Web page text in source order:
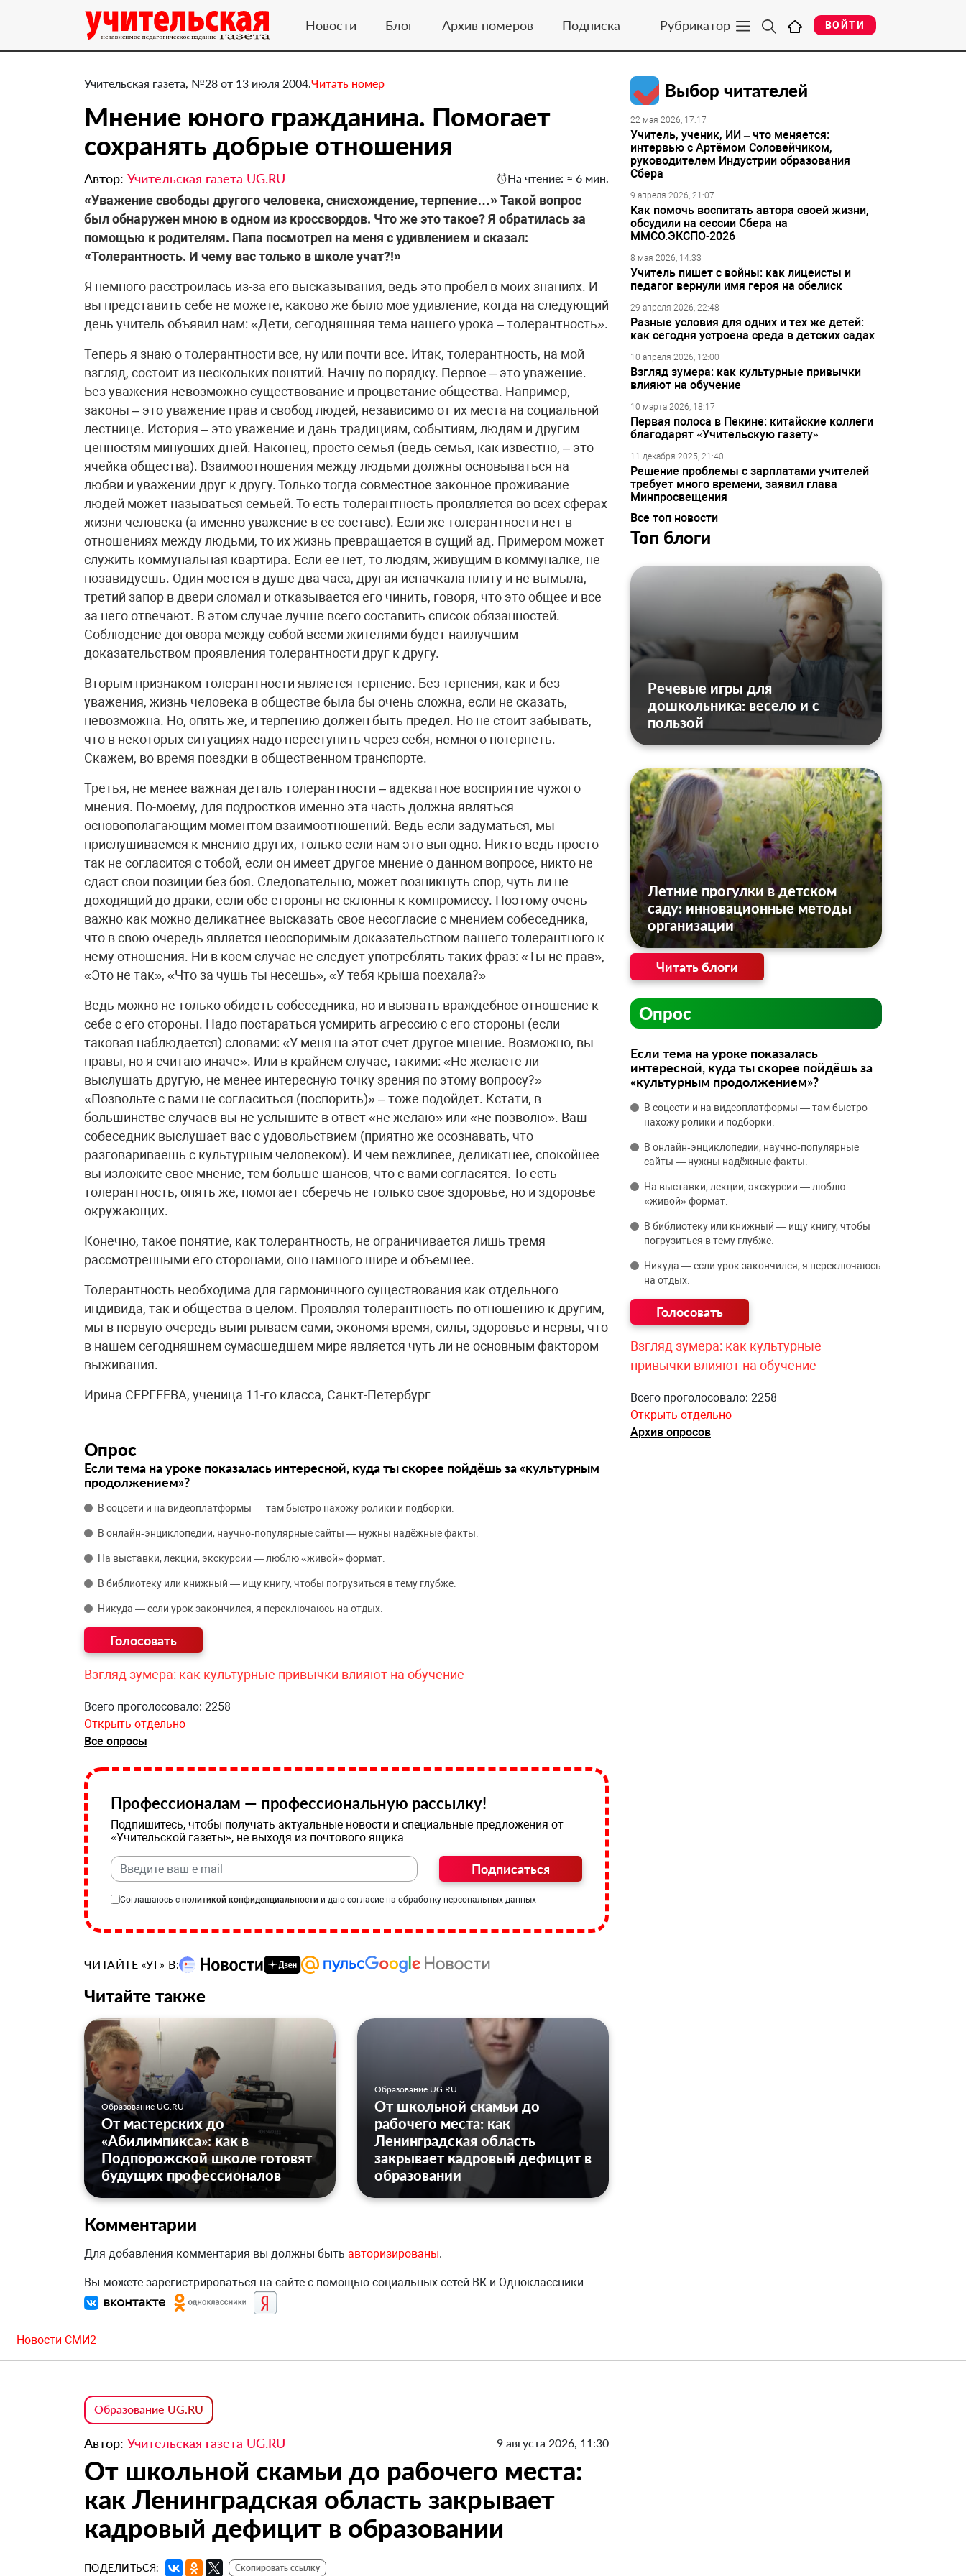
Новости Блог Архив номеров Подписка Рубрикатор ВОЙТИ
Учительская газета, №28 от 13 июля 2004.Читать номер
Мнение юного гражданина. Помогает
сохранять добрые отношения
Автор: Учительская газета UG.RU На чтение: ≈ 6 мин.
«Уважение свободы другого человека, снисхождение, терпение…» Такой вопрос
был обнаружен мною в одном из кроссвордов. Что же это такое? Я обратилась за
помощью к родителям. Папа посмотрел на меня с удивлением и сказал:
«Толерантность. И чему вас только в школе учат?!»
Я немного расстроилась из-за его высказывания, ведь это пробел в моих знаниях. И
вы представить себе не можете, каково же было мое удивление, когда на следующий
день учитель объявил нам: «Дети, сегодняшняя тема нашего урока – толерантность».
Теперь я знаю о толерантности все, ну или почти все. Итак, толерантность, на мой
взгляд, состоит из нескольких понятий. Начну по порядку. Первое – это уважение.
Без уважения невозможно существование и процветание общества. Например,
законы – это уважение прав и свобод людей, независимо от их места на социальной
лестнице. История – это уважение и дань традициям, событиям, людям и другим
ценностям минувших дней. Наконец, просто семья (ведь семья, как известно, – это
ячейка общества). Взаимоотношения между людьми должны основываться на
любви и уважении друг к другу. Только тогда совместное законное проживание
людей может называться семьей. То есть толерантность проявляется во всех сферах
жизни человека (а именно уважение в ее составе). Если же толерантности нет в
отношениях между людьми, то их жизнь превращается в сущий ад. Примером может
служить коммунальная квартира. Если ее нет, то людям, живущим в коммуналке, не
позавидуешь. Один моется в душе два часа, другая испачкала плиту и не вымыла,
третий запор в двери сломал и отказывается его чинить, говоря, что это общее и все
за него отвечают. В этом случае лучше всего составить список обязанностей.
Соблюдение договора между собой всеми жителями будет наилучшим
доказательством проявления толерантности друг к другу.
Вторым признаком толерантности является терпение. Без терпения, как и без
уважения, жизнь человека в обществе была бы очень сложна, если не сказать,
невозможна. Но, опять же, и терпению должен быть предел. Но не стоит забывать,
что в некоторых ситуациях надо переступить через себя, немного потерпеть.
Скажем, во время поездки в общественном транспорте.
Третья, не менее важная деталь толерантности – адекватное восприятие чужого
мнения. По-моему, для подростков именно эта часть должна являться
основополагающим моментом взаимоотношений. Ведь если задуматься, мы
прислушиваемся к мнению других, только если нам это выгодно. Никто ведь просто
так не согласится с тобой, если он имеет другое мнение о данном вопросе, никто не
сдаст свои позиции без боя. Следовательно, может возникнуть спор, чуть ли не
доходящий до драки, если обе стороны не склонны к компромиссу. Поэтому очень
важно как можно деликатнее высказать свое несогласие с мнением собеседника,
что в свою очередь является неоспоримым доказательством вашего толерантного к
нему отношения. Ни в коем случае не следует употреблять таких фраз: «Ты не прав»,
«Это не так», «Что за чушь ты несешь», «У тебя крыша поехала?»
Ведь можно не только обидеть собеседника, но и вызвать враждебное отношение к
себе с его стороны. Надо постараться усмирить агрессию с его стороны (если
таковая наблюдается) словами: «У меня на этот счет другое мнение. Возможно, вы
правы, но я считаю иначе». Или в крайнем случае, такими: «Не желаете ли
выслушать другую, не менее интересную точку зрения по этому вопросу?»
«Позвольте с вами не согласиться (поспорить)» – тоже подойдет. Кстати, в
большинстве случаев вы не услышите в ответ «не желаю» или «не позволю». Ваш
собеседник выслушает вас с удовольствием (приятно же осознавать, что
разговариваешь с культурным человеком). И чем вежливее, деликатнее, спокойнее
вы изложите свое мнение, тем больше шансов, что с вами согласятся. То есть
толерантность, опять же, помогает сберечь не только свое здоровье, но и здоровье
окружающих.
Конечно, такое понятие, как толерантность, не ограничивается лишь тремя
рассмотренными его сторонами, оно намного шире и объемнее.
Толерантность необходима для гармоничного существования как отдельного
индивида, так и общества в целом. Проявляя толерантность по отношению к другим,
мы в первую очередь выигрываем сами, экономя время, силы, здоровье и нервы, что
в нашем сегодняшнем сумасшедшем мире является чуть ли не основным фактором
выживания.
Ирина СЕРГЕЕВА, ученица 11-го класса, Санкт-Петербург
Опрос
Если тема на уроке показалась интересной, куда ты скорее пойдёшь за «культурным
продолжением»?
В соцсети и на видеоплатформы — там быстро нахожу ролики и подборки.
В онлайн‑энциклопедии, научно‑популярные сайты — нужны надёжные факты.
На выставки, лекции, экскурсии — люблю «живой» формат.
В библиотеку или книжный — ищу книгу, чтобы погрузиться в тему глубже.
Никуда — если урок закончился, я переключаюсь на отдых.
Взгляд зумера: как культурные привычки влияют на обучение
Всего проголосовало: 2258
Открыть отдельно
Все опросы
Профессионалам — профессиональную рассылку!
Подпишитесь, чтобы получать актуальные новости и специальные предложения от
«Учительской газеты», не выходя из почтового ящика
Подписаться
Соглашаюсь с политикой конфиденциальности и даю согласие на обработку персональных данных
ЧИТАЙТЕ «УГ» В:
Читайте также
Образование UG.RU
От мастерских до
«Абилимпикса»: как в
Подпорожской школе готовят
будущих профессионалов
Образование UG.RU
От школьной скамьи до
рабочего места: как
Ленинградская область
закрывает кадровый дефицит в
образовании
Комментарии
Для добавления комментария вы должны быть авторизированы.
Вы можете зарегистрироваться на сайте с помощью социальных сетей ВК и Одноклассники
Выбор читателей
22 мая 2026, 17:17
Учитель, ученик, ИИ – что меняется:
интервью с Артёмом Соловейчиком,
руководителем Индустрии образования
Сбера
9 апреля 2026, 21:07
Как помочь воспитать автора своей жизни,
обсудили на сессии Сбера на
ММСО.ЭКСПО-2026
8 мая 2026, 14:33
Учитель пишет с войны: как лицеисты и
педагог вернули имя героя на обелиск
29 апреля 2026, 22:48
Разные условия для одних и тех же детей:
как сегодня устроена среда в детских садах
10 апреля 2026, 12:00
Взгляд зумера: как культурные привычки
влияют на обучение
10 марта 2026, 18:17
Первая полоса в Пекине: китайские коллеги
благодарят «Учительскую газету»
11 декабря 2025, 21:40
Решение проблемы с зарплатами учителей
требует много времени, заявил глава
Минпросвещения
Все топ новости
Топ блоги
Речевые игры для
дошкольника: весело и с
пользой
Летние прогулки в детском
саду: инновационные методы
организации
Читать блоги
Опрос
Если тема на уроке показалась
интересной, куда ты скорее пойдёшь за
«культурным продолжением»?
В соцсети и на видеоплатформы — там быстро
нахожу ролики и подборки.
В онлайн‑энциклопедии, научно‑популярные
сайты — нужны надёжные факты.
На выставки, лекции, экскурсии — люблю
«живой» формат.
В библиотеку или книжный — ищу книгу, чтобы
погрузиться в тему глубже.
Никуда — если урок закончился, я переключаюсь
на отдых.
Взгляд зумера: как культурные
привычки влияют на обучение
Всего проголосовало: 2258
Открыть отдельно
Архив опросов
Новости СМИ2
Образование UG.RU
Автор: Учительская газета UG.RU 9 августа 2026, 11:30
От школьной скамьи до рабочего места:
как Ленинградская область закрывает
кадровый дефицит в образовании
ПОДЕЛИТЬСЯ: Скопировать ссылку